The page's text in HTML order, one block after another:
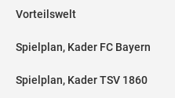
Vorteilswelt
Spielplan, Kader FC Bayern
Spielplan, Kader TSV 1860